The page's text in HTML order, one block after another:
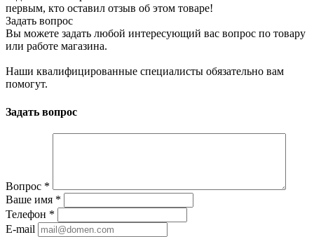
первым, кто оставил отзыв об этом товаре!
Задать вопрос
Вы можете задать любой интересующий вас вопрос по товару
или работе магазина.
Наши квалифицированные специалисты обязательно вам
помогут.
Задать вопрос
Вопрос *
Ваше имя *
Телефон *
E-mail